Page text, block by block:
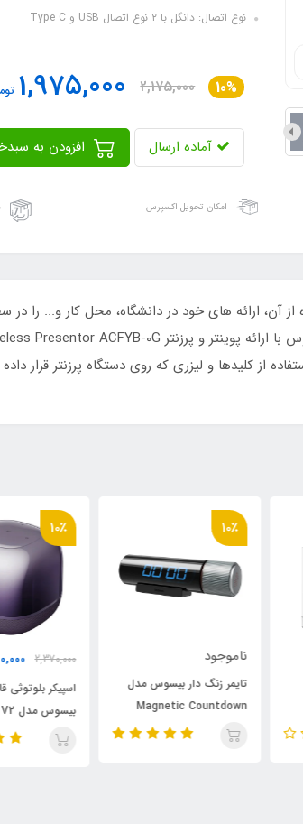
نوع اتصال: دانگل با ۲ نوع اتصال USB و Type C
10%
2,175,000
1,975,000
آماده ارسال
امکان تحویل اکسپرس ۷
از آن، ارائه های خود در دانشگاه، محل کار و... را
از کلیدها و لیزری که روی دستگاه پرزنتر قرار
10٪
ناموجود
تایمر زنگ دار بیسوس مدل
Magnetic Countdown
Timer BS-PG004
10٪
2,370,000
اسپیکر بلوتوثی
بیسوس مدل AeQur V2